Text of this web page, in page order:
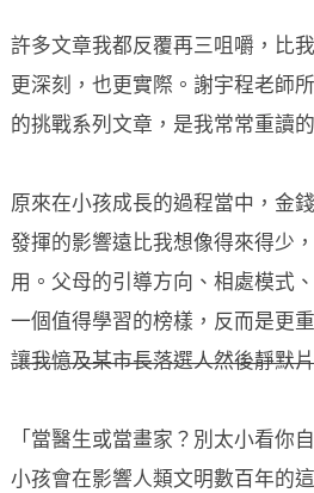
許多文章我都反覆再三咀嚼，比
更深刻，也更實際。謝宇程老師
的挑戰系列文章，是我常常重讀的
原來在小孩成長的過程當中，金
發揮的影響遠比我想像得來得少
用。父母的引導方向、相處模式
一個值得學習的榜樣，反而是更
讓我憶及某市長落選人然後靜默
「當醫生或當畫家？別太小看你
小孩會在影響人類文明數百年的